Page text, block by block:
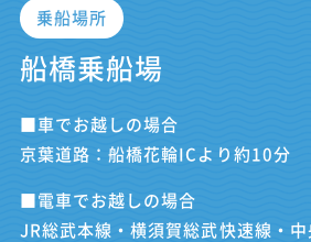
乗船場所
船橋乗船場
■車でお越しの場合
京葉道路：船橋花輪ICより約10分
■電車でお越しの場合
JR総武本線・横須賀総武快速線・